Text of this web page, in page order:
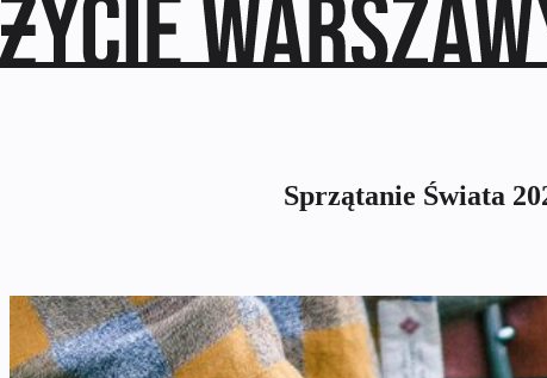
Sprzątanie Świata